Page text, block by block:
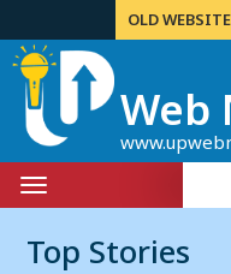
OLD
Web
Toggle
navigation
Top Stories